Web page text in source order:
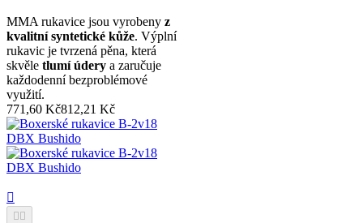
MMA rukavice jsou vyrobeny z
kvalitní syntetické kůže. Výplní
rukavic je tvrzená pěna, která
skvěle tlumí údery a zaručuje
každodenní bezproblémové
využití.
771,60 Kč812,21 Kč

 